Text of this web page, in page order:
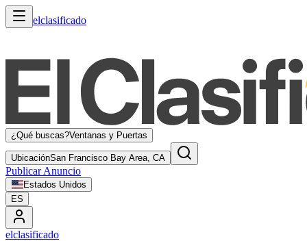
elclasificado
¿Qué buscas?Ventanas y Puertas
UbicaciónSan Francisco Bay Area, CA
Publicar Anuncio
Estados Unidos
ES
elclasificado